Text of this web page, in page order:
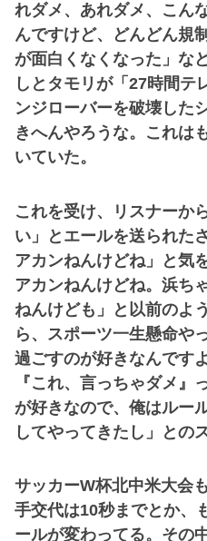
れダメ、あれダメ、こん
んですけど、どんどん規
が面白くなくなった」な
しとタモリが「27時間テ
ンジローバーを破壊した
きへんやろうな。これは
いていた。
これを受け、リスナーか
い」とエールを送られた
アカンねんけどね」と気
アカンねんけどね。浜ち
ねんけども」と以前のよ
ら、スポーツ一生懸命や
過ごすのが好きなんです
『これ、言っちゃダメ』
が好きなので、俺はルー
してやってきたし」との
サッカーW杯北中米大会
手交代は10秒までとか、
ールが変わってる。その